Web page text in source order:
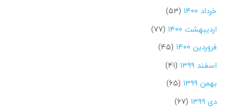
خرداد ۱۴۰۰
(۵۳)
اردیبهشت ۱۴۰۰
(۷۷)
فروردین ۱۴۰۰
(۴۵)
اسفند ۱۳۹۹
(۴۱)
بهمن ۱۳۹۹
(۶۵)
دی ۱۳۹۹
(۶۷)